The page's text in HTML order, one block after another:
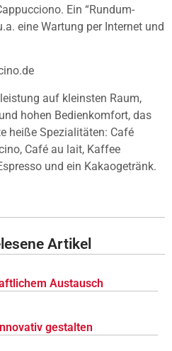
Ein “Rundum-
eine Wartung per Internet und
auf kleinsten Raum,
hohen Bedienkomfort, das
heiße Spezialitäten: Café
Café au lait, Kaffee
und ein Kakaogetränk.
Artikel
Austausch
gestalten